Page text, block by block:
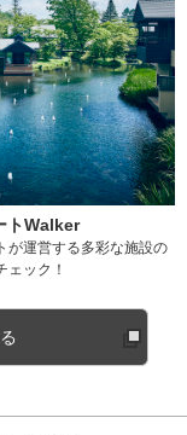
トWalker
が運営する多彩な施設の
ェック！